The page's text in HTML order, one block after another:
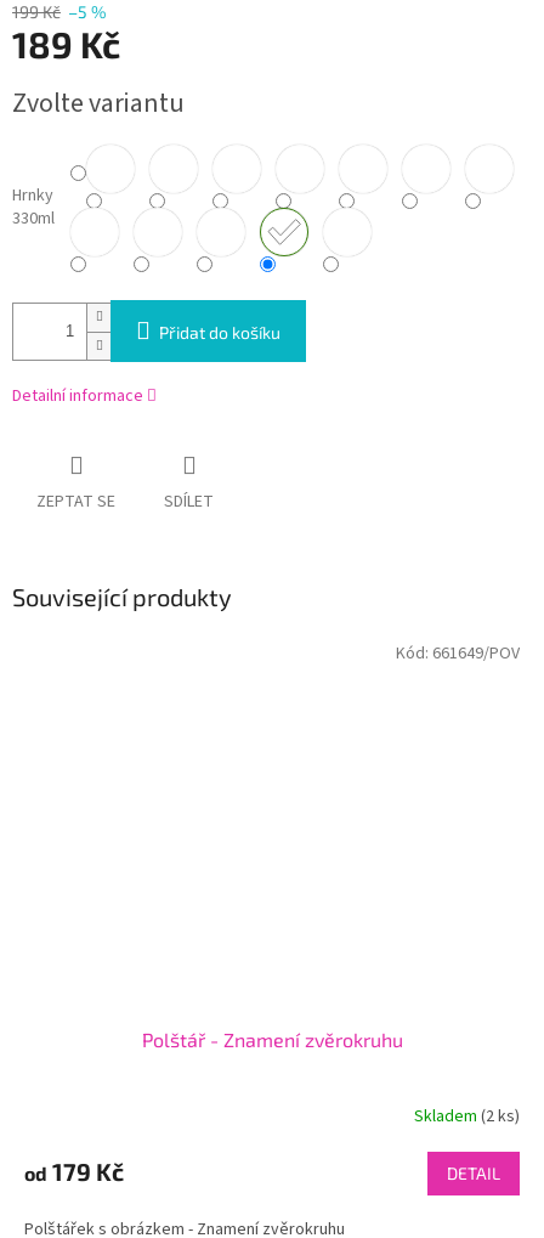
199 Kč –5 %
189 Kč
cena:
Zvolte variantu
Hrnky
330ml
Přidat do košíku
Detailní informace
ZEPTAT SE SDÍLET
Související produkty
Polštář - Znamení zvěrokruhu
Skladem (2 ks)
od 179 Kč DETAIL
Polštářek s obrázkem - Znamení zvěrokruhu
Kód: 661649/POV